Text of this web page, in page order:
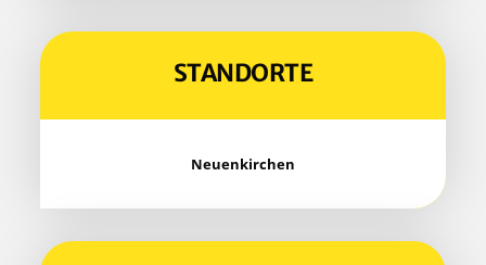
STAND­OR­TE
Neu­en­kir­chen